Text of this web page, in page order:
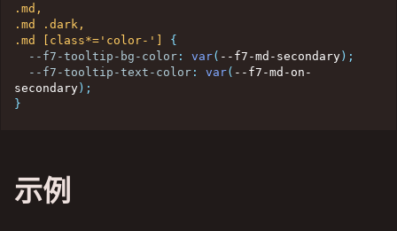
.md,
.md .dark,
.md [class*='color-']
{
--f7-tooltip-bg-color : var( --f7-md-secondary ) ;
--f7-tooltip-text-color : var( --f7-md-on-
secondary ) ;
}
示例